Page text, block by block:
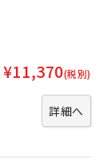
¥11,370(税別)
詳細へ